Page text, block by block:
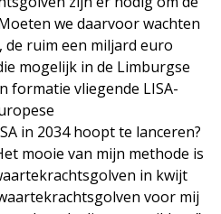
we daarvoor wachten
de ruim een miljard euro
mogelijk in de Limburgse
formatie vliegende LISA-
in 2034 hoopt te lanceren?
mooie van mijn methode is
in kwijt
voor mij